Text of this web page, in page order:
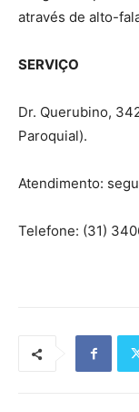
através de alto-
SERVIÇO
Dr. Querubino,
Paroquial).
Atendimento:
Telefone: (31)